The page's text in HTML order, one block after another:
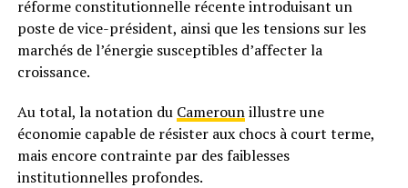
réforme constitutionnelle récente introduisant un
poste de vice-président, ainsi que les tensions sur les
marchés de l’énergie susceptibles d’affecter la
croissance.
Au total, la notation du Camerounillustre une
économie capable de résister aux chocs à court terme,
mais encore contrainte par des faiblesses
institutionnelles profondes.